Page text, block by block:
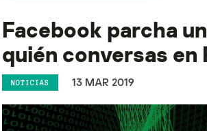
Facebook parcha
quién conversas
NOTICIAS 13 MAR 2019